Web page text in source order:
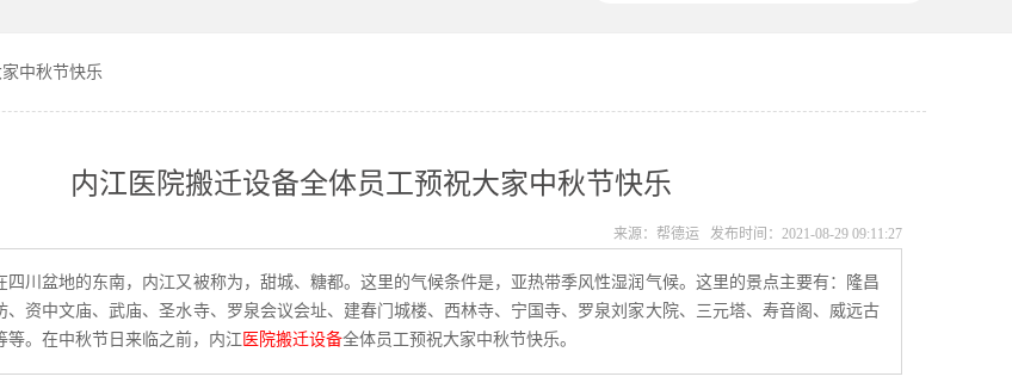
中秋节快乐
内江医院搬迁设备全体员工预祝大家中秋节快乐
来源：帮德运 发布时间： 2021-08-29 09:11:27
四川盆地的东南，内江又被称为，甜城、糖都。这里的气候条件是，亚热带季风性湿润气候。这里的景点主要有：隆昌
、资中文庙、武庙、圣水寺、罗泉会议会址、建春门城楼、西林寺、宁国寺、罗泉刘家大院、三元塔、寿音阁、威远古
等。在中秋节日来临之前，内江 医院搬迁设备全体员工预祝大家中秋节快乐。